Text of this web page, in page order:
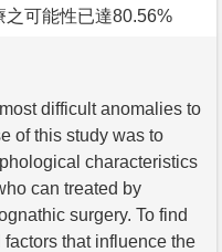
之可能性已達80.56%
difficult anomalies to
of this study was to
characteristics
can treated by
surgery. To find
that influence the